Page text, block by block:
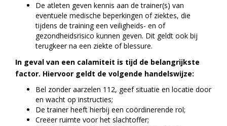
De atleten geven kennis aan de trainer(s) van
eventuele medische beperkingen of ziektes, die
tijdens de training een veiligheids- en of
gezondheidsrisico kunnen geven. Dit geldt ook bij
terugkeer na een ziekte of blessure.
In geval van een calamiteit is tijd de belangrijkste
factor. Hiervoor geldt de volgende handelswijze:
Bel zonder aarzelen 112, geef situatie en locatie door
en wacht op instructies;
De trainer heeft hierbij een coördinerende rol;
Creëer ruimte voor het slachtoffer;